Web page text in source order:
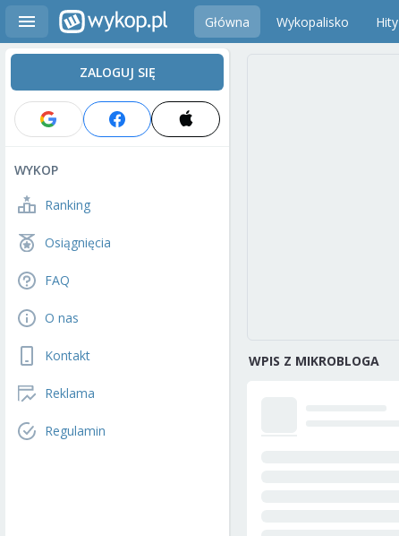
Główna Wykopalisko Hity
ZALOGUJ SIĘ
WYKOP
Ranking
Osiągnięcia
FAQ
O nas
Kontakt
Reklama
Regulamin
WPIS Z MIKROBLOGA